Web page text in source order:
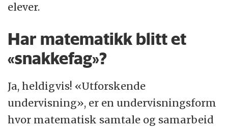
elever.
Har matematikk blitt et
«snakkefag»?
Ja, heldigvis! «Utforskende
undervisning», er en undervisningsform
hvor matematisk samtale og samarbeid